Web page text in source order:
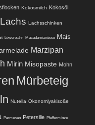
Kokosmilch Kokosöl
Lachs Lachsschinken
Löwenzahn Macadamianüsse Mais
Marzipan
Mirin Misopaste Mohn
Mürbeteig
Nutella Okonomiyakisoße
Parmesan Petersilie Pfefferminze